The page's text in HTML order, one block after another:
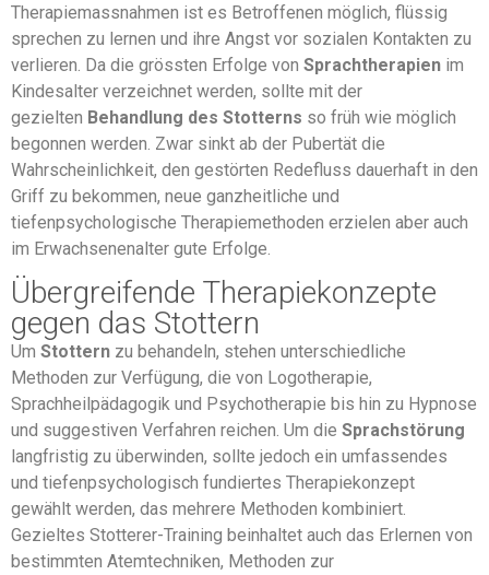
Therapiemassnahmen ist es Betroffenen möglich, flüssig
sprechen zu lernen und ihre Angst vor sozialen Kontakten zu
verlieren. Da die grössten Erfolge von Sprachtherapien im
Kindesalter verzeichnet werden, sollte mit der
gezielten Behandlung des Stotterns so früh wie möglich
begonnen werden. Zwar sinkt ab der Pubertät die
Wahrscheinlichkeit, den gestörten Redefluss dauerhaft in den
Griff zu bekommen, neue ganzheitliche und
tiefenpsychologische Therapiemethoden erzielen aber auch
im Erwachsenenalter gute Erfolge.
Übergreifende Therapiekonzepte
gegen das Stottern
Um Stottern zu behandeln, stehen unterschiedliche
Methoden zur Verfügung, die von Logotherapie,
Sprachheilpädagogik und Psychotherapie bis hin zu Hypnose
und suggestiven Verfahren reichen. Um die Sprachstörung
langfristig zu überwinden, sollte jedoch ein umfassendes
und tiefenpsychologisch fundiertes Therapiekonzept
gewählt werden, das mehrere Methoden kombiniert.
Gezieltes Stotterer-Training beinhaltet auch das Erlernen von
bestimmten Atemtechniken, Methoden zur